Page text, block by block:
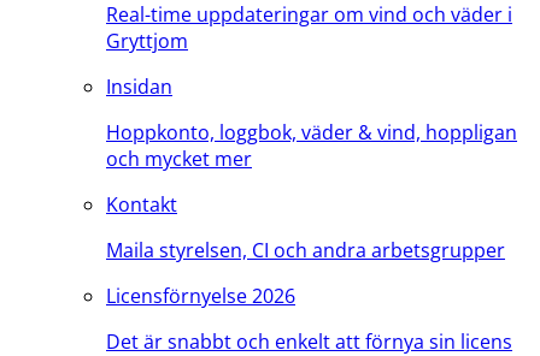
Real-time uppdateringar om vind och väder i
Gryttjom
Insidan
Hoppkonto, loggbok, väder & vind, hoppligan
och mycket mer
Kontakt
Maila styrelsen, CI och andra arbetsgrupper
Licensförnyelse 2026
Det är snabbt och enkelt att förnya sin licens